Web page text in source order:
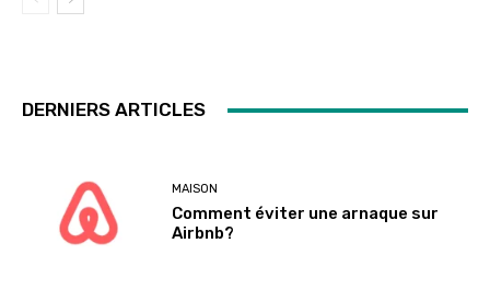
DERNIERS ARTICLES
MAISON
Comment éviter une arnaque sur
Airbnb?